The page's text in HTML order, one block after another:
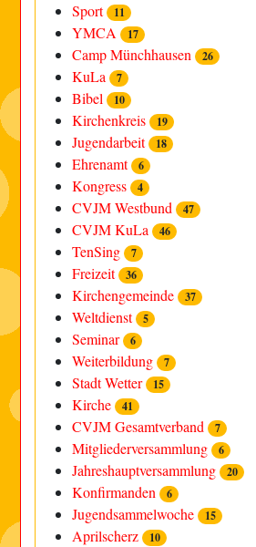
Sport 11
YMCA 17
Camp Münchhausen 26
KuLa 7
Bibel 10
Kirchenkreis 19
Jugendarbeit 18
Ehrenamt 6
Kongress 4
CVJM Westbund 47
CVJM KuLa 46
TenSing 7
Freizeit 36
Kirchengemeinde 37
Weltdienst 5
Seminar 6
Weiterbildung 7
Stadt Wetter 15
Kirche 41
CVJM Gesamtverband 7
Mitgliederversammlung 6
Jahreshauptversammlung 20
Konfirmanden 6
Jugendsammelwoche 15
Aprilscherz 10